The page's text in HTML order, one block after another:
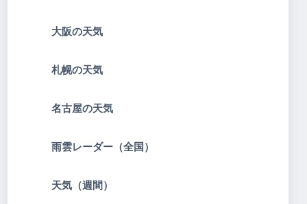
大阪の天気
札幌の天気
名古屋の天気
雨雲レーダー（全国）
天気（週間）